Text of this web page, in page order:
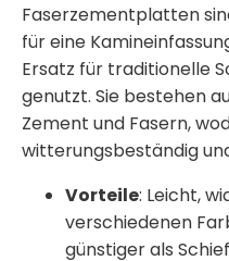
Faserzementplatten
für eine
Ersatz für traditionelle
genutzt. Sie bestehen
Zement und Fasern,
witterungsbeständig
Vorteile: Leicht,
verschiedenen
günstiger als